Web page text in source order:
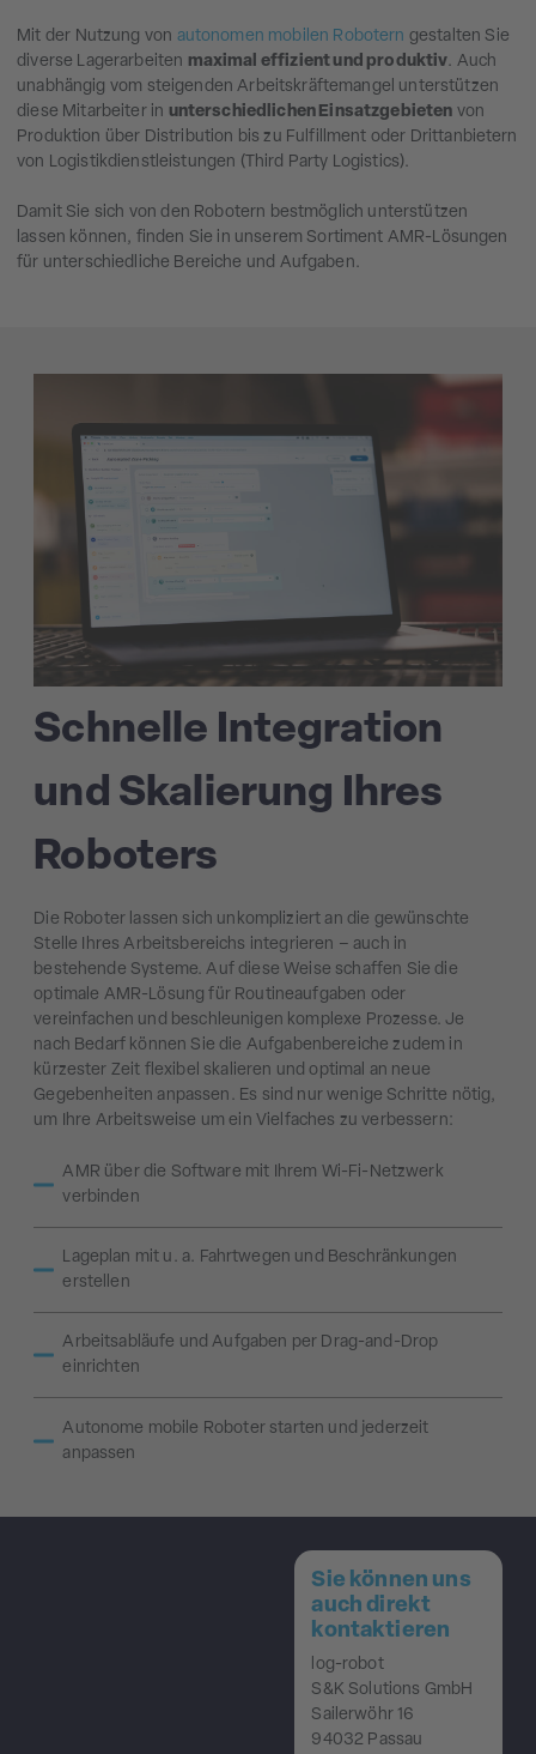
Mit der Nutzung von autonomen mobilen Robotern gestalten Sie
diverse Lagerarbeiten maximal effizient und produktiv. Auch
unabhängig vom steigenden Arbeitskräftemangel unterstützen
diese Mitarbeiter in unterschiedlichen Einsatzgebieten von
Produktion über Distribution bis zu Fulfillment oder Drittanbietern
von Logistikdienstleistungen (Third Party Logistics).
Damit Sie sich von den Robotern bestmöglich unterstützen
lassen können, finden Sie in unserem Sortiment AMR-Lösungen
für unterschiedliche Bereiche und Aufgaben.
Schnelle Integration
und Skalierung Ihres
Roboters
Die Roboter lassen sich unkompliziert an die gewünschte
Stelle Ihres Arbeitsbereichs integrieren – auch in
bestehende Systeme. Auf diese Weise schaffen Sie die
optimale AMR-Lösung für Routineaufgaben oder
vereinfachen und beschleunigen komplexe Prozesse. Je
nach Bedarf können Sie die Aufgabenbereiche zudem in
kürzester Zeit flexibel skalieren und optimal an neue
Gegebenheiten anpassen. Es sind nur wenige Schritte nötig,
um Ihre Arbeitsweise um ein Vielfaches zu verbessern:
AMR über die Software mit Ihrem Wi-Fi-Netzwerk
verbinden
Lageplan mit u. a. Fahrtwegen und Beschränkungen
erstellen
Arbeitsabläufe und Aufgaben per Drag-and-Drop
einrichten
Autonome mobile Roboter starten und jederzeit
anpassen
Sie können uns
auch direkt
kontaktieren
log-robot
S&K Solutions GmbH
Sailerwöhr 16
94032 Passau